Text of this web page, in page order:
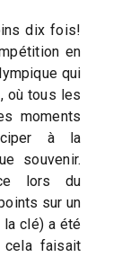
dix fois!
en
qui
où tous les
moments
à la
souvenir.
lors du
sur un
la clé) a été
faisait